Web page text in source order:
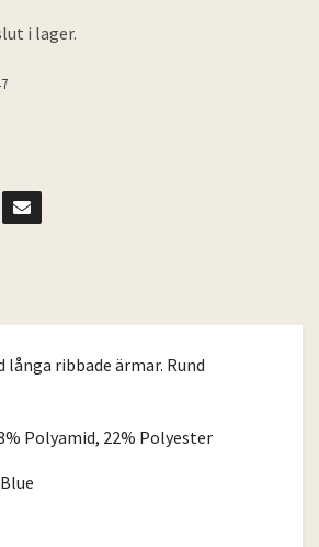
i lager.
ribbade ärmar. Rund
Polyamid, 22% Polyester